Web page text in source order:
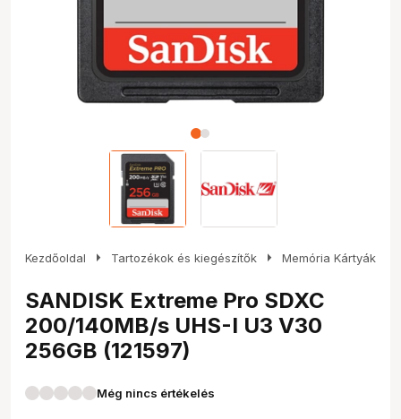
Kezdőoldal arrow_right Tartozékok és kiegészítők arrow_right Memória Kártyák
SANDISK Extreme Pro SDXC
200/140MB/s UHS-I U3 V30
256GB (121597)
Még nincs értékelés